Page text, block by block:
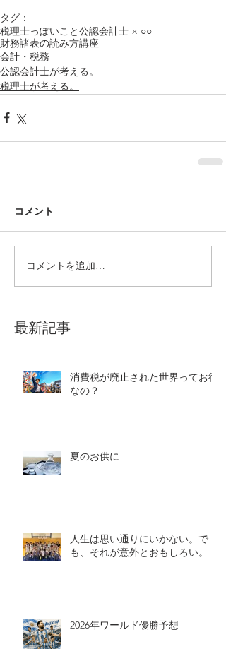
タグ：
税理士っぽいこと公認会計士 × ○○
財務諸表の読み方講座
会計・税務
公認会計士が考える。
税理士が考える。
コメント
コメントを追加…
最新記事
消費税が廃止された世界ってお得
なの？
夏のお供に
人生は思い通りにいかない。で
も、それが意外とおもしろい。
2026年ワールド優勝予想